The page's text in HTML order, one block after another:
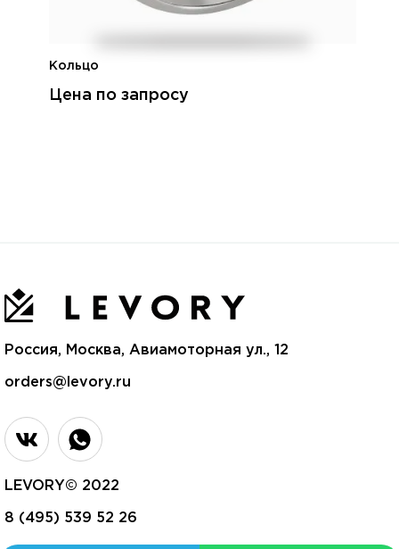
Кольцо
Цена по запросу
Россия, Москва, Авиамоторная ул., 12
orders@levory.ru
LEVORY© 2022
8 (495) 539 52 26